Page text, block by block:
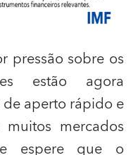
pressão sobre os
estão agora
aperto rápido e
mercados
espere que o